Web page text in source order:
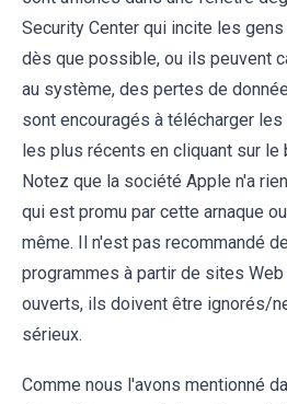
Security Center qui incite les
dès que possible, ou ils peuvent
au système, des pertes de
sont encouragés à télécharger
les plus récents en cliquant sur le
Notez que la société Apple n'a
qui est promu par cette arnaque
même. Il n'est pas recommandé
programmes à partir de sites
ouverts, ils doivent être ignorés/
sérieux.
Comme nous l'avons mentionné